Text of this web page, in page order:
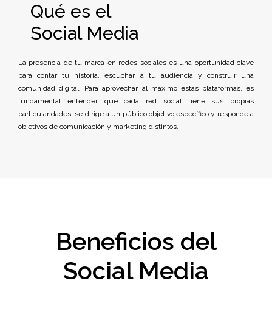
Qué es el
Social Media
La presencia de tu marca en redes sociales es una oportunidad clave
para contar tu historia, escuchar a tu audiencia y construir una
comunidad digital. Para aprovechar al máximo estas plataformas, es
fundamental entender que cada red social tiene sus propias
particularidades, se dirige a un público objetivo específico y responde a
objetivos de comunicación y marketing distintos.
Beneficios del
Social Media